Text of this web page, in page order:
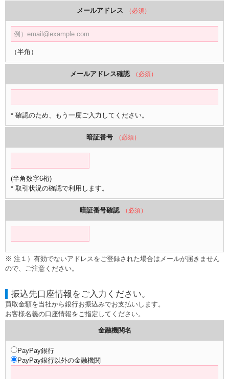
メールアドレス （必須）
（半角）
メールアドレス確認 （必須）
* 確認のため、もう一度ご入力してください。
暗証番号 （必須）
(半角数字6桁)
* 取引状況の確認で利用します。
暗証番号確認 （必須）
※ 注１）有効でないアドレスをご登録された場合はメールが届きません
ので、ご注意ください。
振込先口座情報をご入力ください。
買取金額を当社から銀行お振込みでお支払いします。
お客様名義の口座情報をご指定してください。
金融機関名
PayPay銀行
PayPay銀行以外の金融機関